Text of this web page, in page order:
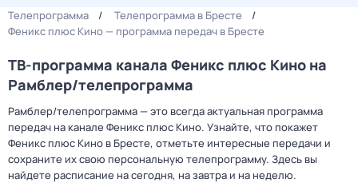
Телепрограмма
Телепрограмма в Бресте
Феникс плюс Кино — программа передач в Бресте
ТВ-программа канала Феникс плюс Кино на
Рамблер/телепрограмма
Рамблер/телепрограмма — это всегда актуальная программа
передач на канале Феникс плюс Кино. Узнайте, что покажет
Феникс плюс Кино в Бресте, отметьте интересные передачи и
сохраните их свою персональную телепрограмму. Здесь вы
найдете расписание на сегодня, на завтра и на неделю.